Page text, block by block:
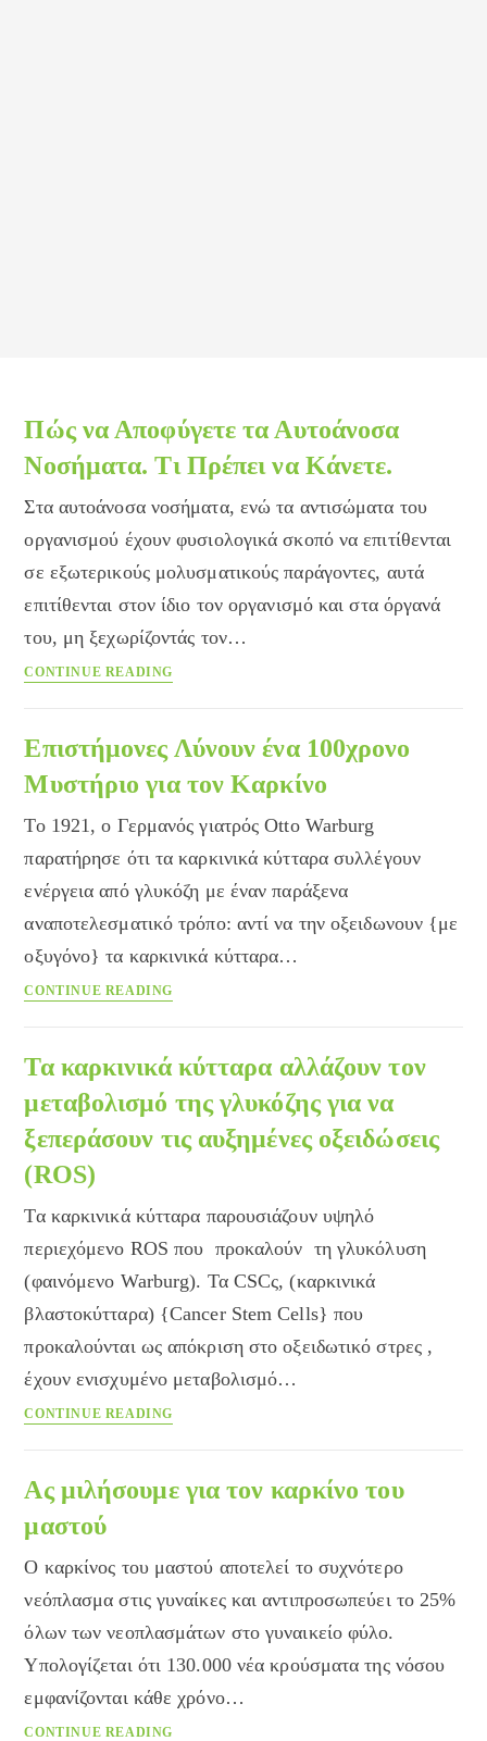
Πώς να Αποφύγετε τα Αυτοάνοσα
Νοσήματα. Τι Πρέπει να Κάνετε.
Στα αυτοάνοσα νοσήματα, ενώ τα αντισώματα του
οργανισμού έχουν φυσιολογικά σκοπό να επιτίθενται
σε εξωτερικούς μολυσματικούς παράγοντες, αυτά
επιτίθενται στον ίδιο τον οργανισμό και στα όργανά
του, μη ξεχωρίζοντάς τον…
CONTINUE READING
τα
Νοσήματα.
Τι
Πρέπει
να
Κάνετε.
Eπιστήμονες Λύνουν ένα 100χρονο
Μυστήριο για τον Καρκίνο
Το 1921, ο Γερμανός γιατρός Otto Warburg
παρατήρησε ότι τα καρκινικά κύτταρα συλλέγουν
ενέργεια από γλυκόζη με έναν παράξενα
αναποτελεσματικό τρόπο: αντί να την οξειδωνουν {με
οξυγόνο} τα καρκινικά κύτταρα…
CONTINUE READING
100χρονο
για
τον
Τα καρκινικά κύτταρα αλλάζουν τον
μεταβολισμό της γλυκόζης για να
ξεπεράσουν τις αυξημένες οξειδώσεις
(ROS)
Τα καρκινικά κύτταρα παρουσιάζουν υψηλό
περιεχόμενο ROS που προκαλούν τη γλυκόλυση
(φαινόμενο Warburg). Τα CSCς, (καρκινικά
βλαστοκύτταρα) {Cancer Stem Cells} που
προκαλούνται ως απόκριση στο οξειδωτικό στρες ,
έχουν ενισχυμένο μεταβολισμό…
CONTINUE READING
τον
για
να
ξεπεράσουν
αυξημένες
Ας μιλήσουμε για τον καρκίνο του
μαστού
Ο καρκίνος του μαστού αποτελεί το συχνότερο
νεόπλασμα στις γυναίκες και αντιπροσωπεύει το 25%
όλων των νεοπλασμάτων στο γυναικείο φύλο.
Υπολογίζεται ότι 130.000 νέα κρούσματα της νόσου
εμφανίζονται κάθε χρόνο…
CONTINUE READING